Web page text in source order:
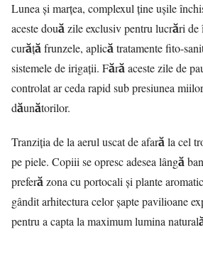
Lunea și marțea, complexul ține ușile
aceste două zile exclusiv pentru lucrări
curăță frunzele, aplică tratamente fito-
sistemele de irigații. Fără aceste zile de
controlat ar ceda rapid sub presiunea
dăunătorilor.
Tranziția de la aerul uscat de afară la cel
pe piele. Copiii se opresc adesea lângă
preferă zona cu portocali și plante
gândit arhitectura celor șapte pavilioane
pentru a capta la maximum lumina